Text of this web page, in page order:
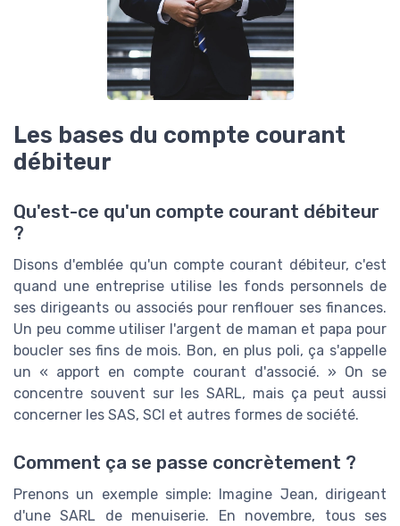
Les bases du compte courant
débiteur
Qu'est-ce qu'un compte courant débiteur
?
Disons d'emblée qu'un compte courant débiteur, c'est
quand une entreprise utilise les fonds personnels de
ses dirigeants ou associés pour renflouer ses finances.
Un peu comme utiliser l'argent de maman et papa pour
boucler ses fins de mois. Bon, en plus poli, ça s'appelle
un « apport en compte courant d'associé. » On se
concentre souvent sur les SARL, mais ça peut aussi
concerner les SAS, SCI et autres formes de société.
Comment ça se passe concrètement ?
Prenons un exemple simple: Imagine Jean, dirigeant
d'une SARL de menuiserie. En novembre, tous ses